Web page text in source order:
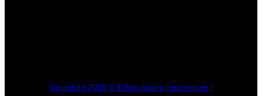
Copyright 2020 © Erfolgsbuero Impressum |